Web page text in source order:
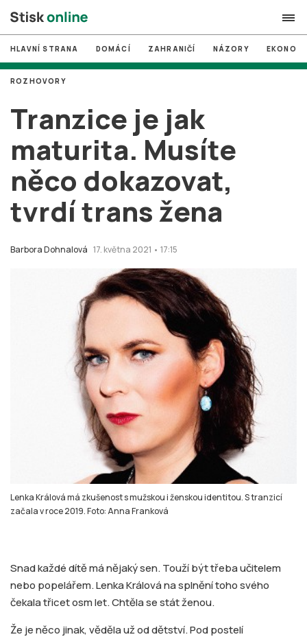
search
# MUNI
# Brno
# volby
login PŘIHLÁSIT SE
Zapomněli jste heslo?
HLAVNÍ STRANA DOMÁCÍ ZAHRANIČÍ NÁZORY
Tranzice je jak
maturita. Musíte
něco dokazovat,
tvrdí trans žena
Barbora Dohnalová 17. května 2021 • 17:15
ROZHOVORY
Lenka Králová má zkušenost s mužskou i ženskou identitou. S tranzicí
začala v roce 2019. Foto: Anna Franková
Snad každé dítě má nějaký sen. Touží být třeba učitelem
nebo popelářem. Lenka Králová na splnění toho svého
čekala třicet osm let. Chtěla se stát ženou.
Že je něco jinak, věděla už od dětství. Pod postelí